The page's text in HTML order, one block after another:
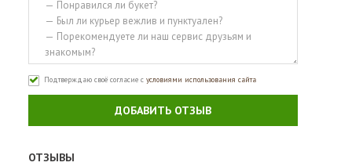
Подтверждаю своё согласие с условиями использования сайта
ДОБАВИТЬ ОТЗЫВ
ОТЗЫВЫ